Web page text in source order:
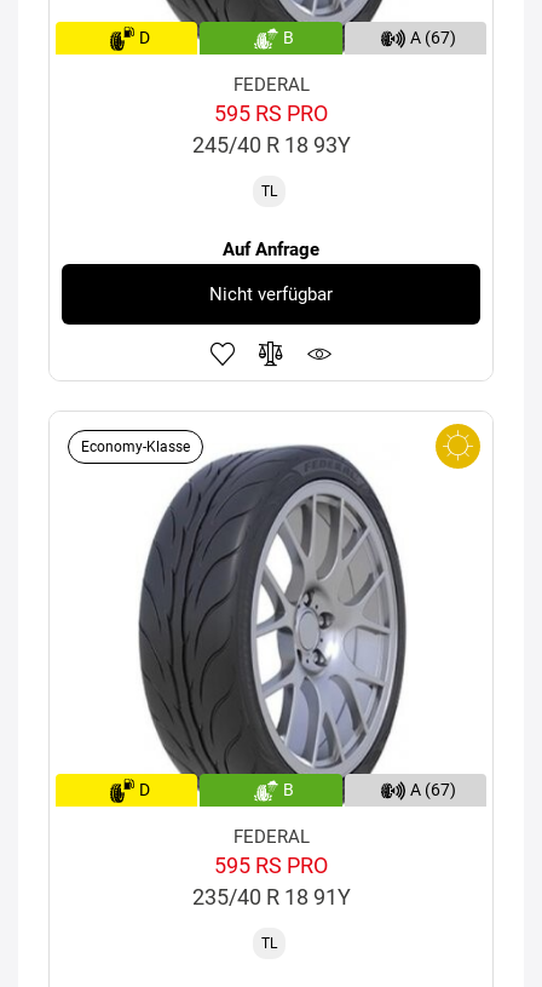
D B A (67)
FEDERAL
595 RS PRO
245/40 R 18 93Y
TL
Auf Anfrage
Nicht verfügbar
Economy-Klasse
D B A (67)
FEDERAL
595 RS PRO
235/40 R 18 91Y
TL